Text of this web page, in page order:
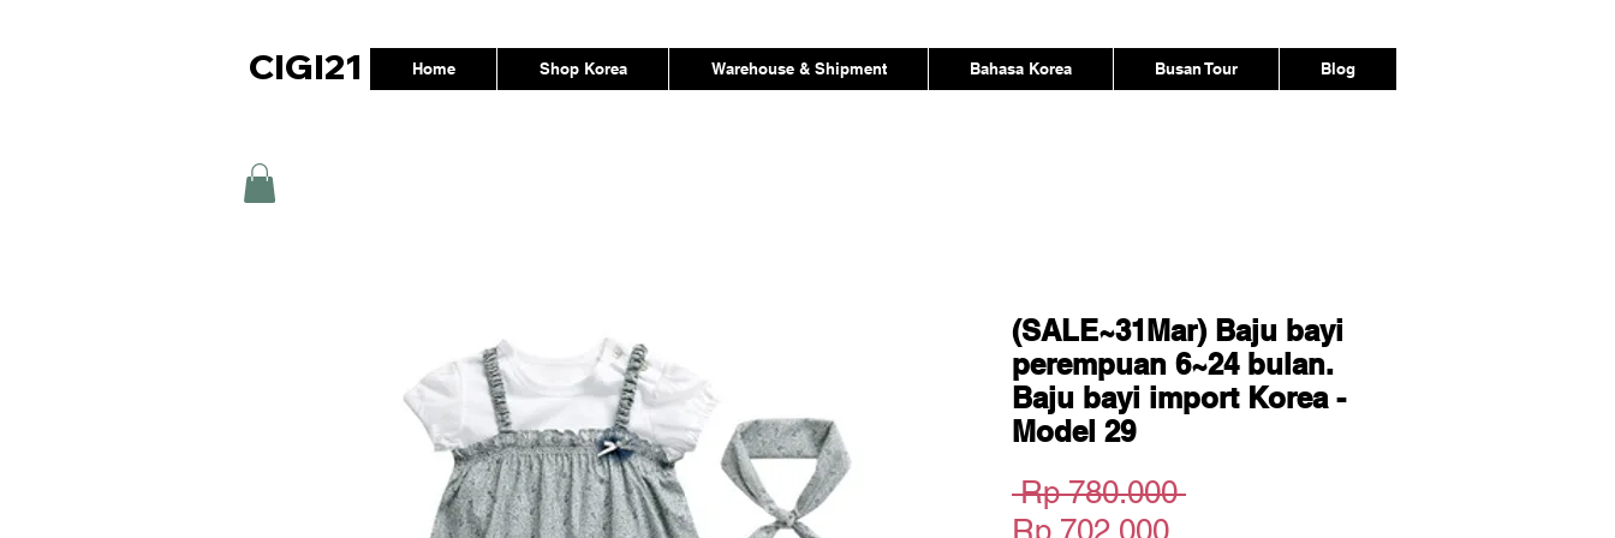
Home Shop Korea Warehouse & Shipment Bahasa Korea Busan Tour Blog
CIGI21
(SALE~31Mar) Baju bayi
perempuan 6~24 bulan.
Baju bayi import Korea -
Model 29
Rp 780.000 Harga
Rp 702.000Harga